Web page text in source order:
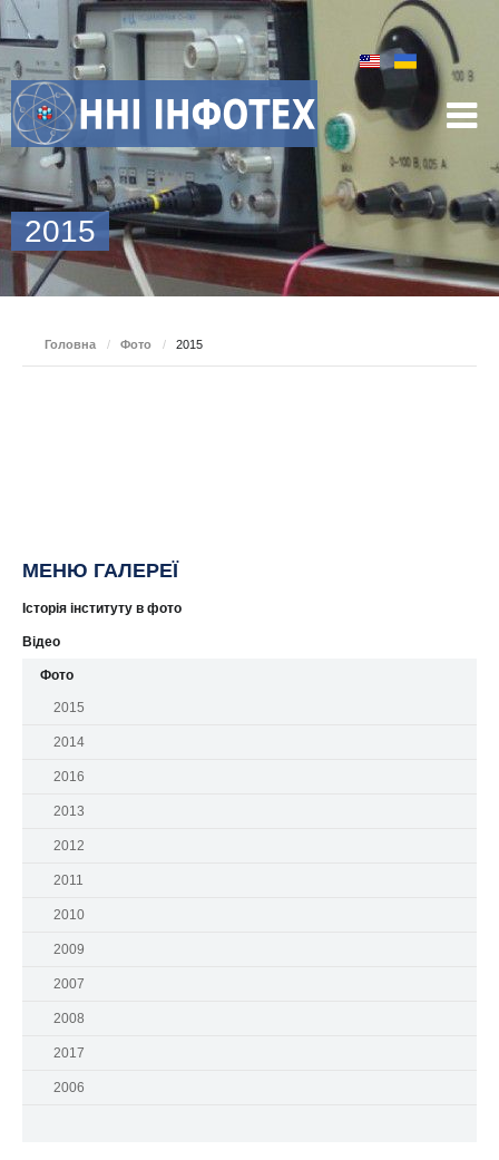
2015
Головна / Фото / 2015
МЕНЮ ГАЛЕРЕЇ
Історія інституту в фото
Відео
Фото
2015
2014
2016
2013
2012
2011
2010
2009
2007
2008
2017
2006